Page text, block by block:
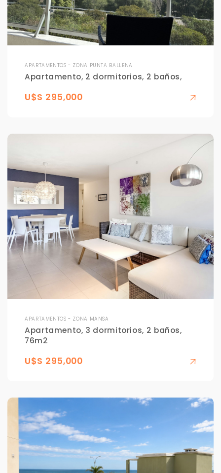
APARTAMENTOS - ZONA PUNTA BALLENA
Apartamento, 2 dormitorios, 2 baños,
U$S 295,000
APARTAMENTOS - ZONA MANSA
Apartamento, 3 dormitorios, 2 baños,
76m2
U$S 295,000